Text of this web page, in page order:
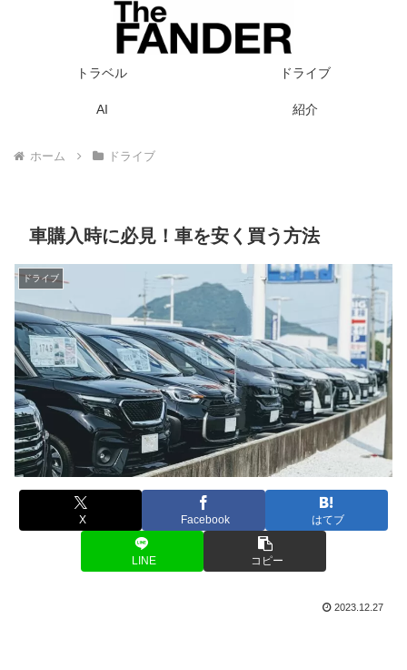
トラベル ドライブ
AI 紹介
ホーム ドライブ
車購入時に必見！車を安く買う方法
ドライブ
X Facebook はてブ
LINE コピー
2023.12.27